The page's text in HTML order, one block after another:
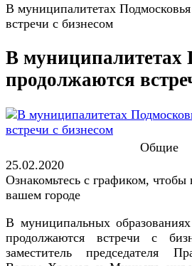
В муниципалитетах
встречи с бизнесом
В муниципалитетах
продолжаются
Общие
25.02.2020
Ознакомьтесь с графиком, чтобы
вашем городе
В муниципальных
продолжаются встречи с
заместитель председателя